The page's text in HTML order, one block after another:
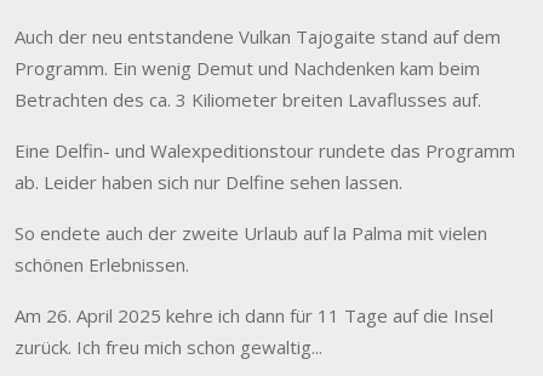
Auch der neu entstandene Vulkan Tajogaite stand auf dem
Programm. Ein wenig Demut und Nachdenken kam beim
Betrachten des ca. 3 Kiliometer breiten Lavaflusses auf.
Eine Delfin- und Walexpeditionstour rundete das Programm
ab. Leider haben sich nur Delfine sehen lassen.
So endete auch der zweite Urlaub auf la Palma mit vielen
schönen Erlebnissen.
Am 26. April 2025 kehre ich dann für 11 Tage auf die Insel
zurück. Ich freu mich schon gewaltig...